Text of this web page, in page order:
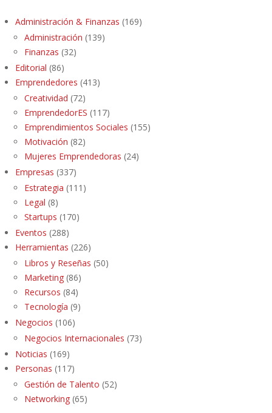
Administración & Finanzas (169)
Administración (139)
Finanzas (32)
Editorial (86)
Emprendedores (413)
Creatividad (72)
EmprendedorES (117)
Emprendimientos Sociales (155)
Motivación (82)
Mujeres Emprendedoras (24)
Empresas (337)
Estrategia (111)
Legal (8)
Startups (170)
Eventos (288)
Herramientas (226)
Libros y Reseñas (50)
Marketing (86)
Recursos (84)
Tecnología (9)
Negocios (106)
Negocios Internacionales (73)
Noticias (169)
Personas (117)
Gestión de Talento (52)
Networking (65)